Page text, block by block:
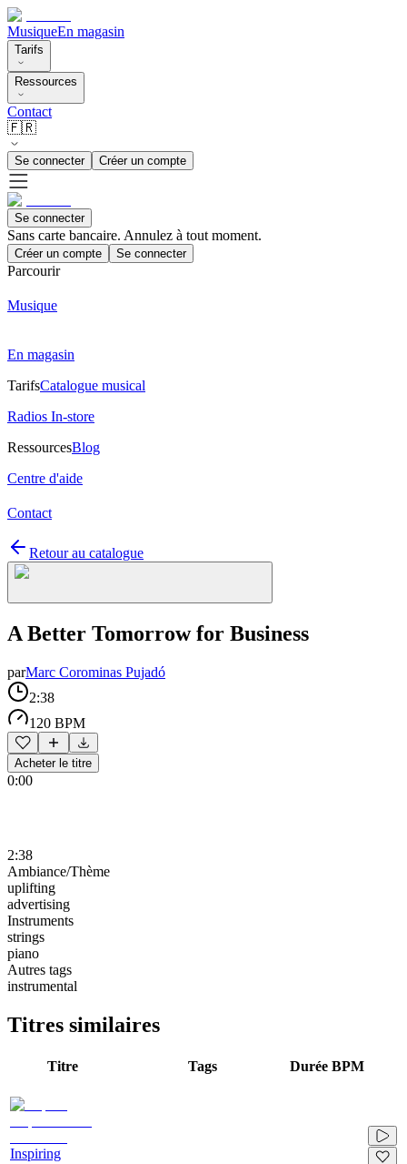
MusiqueEn magasin
Tarifs
Ressources
Contact
🇫🇷
Se connecter Créer un compte
Se connecter
Sans carte bancaire. Annulez à tout moment.
Créer un compte Se connecter
Parcourir
Musique
En magasin
TarifsCatalogue musical
Radios In-store
RessourcesBlog
Centre d'aide
Contact
Retour au catalogue
A Better Tomorrow for Business
parMarc Corominas Pujadó
2:38
120 BPM
Acheter le titre
0:00
2:38
Ambiance/Thème
uplifting
advertising
Instruments
strings
piano
Autres tags
instrumental
Titres similaires
Titre Tags Durée BPM
Inspiring